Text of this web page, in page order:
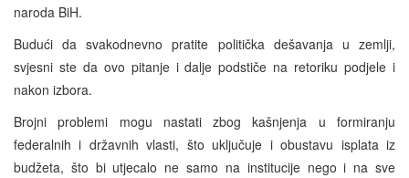
naroda BiH.
Budući da svakodnevno pratite politička dešavanja u zemlji,
svjesni ste da ovo pitanje i dalje podstiče na retoriku podjele i
nakon izbora.
Brojni problemi mogu nastati zbog kašnjenja u formiranju
federalnih i državnih vlasti, što uključuje i obustavu isplata iz
budžeta, što bi utjecalo ne samo na institucije nego i na sve